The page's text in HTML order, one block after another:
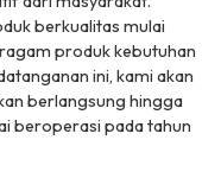
berkualitas mulai
produk kebutuhan
ini, kami akan
berlangsung hingga
beroperasi pada tahun